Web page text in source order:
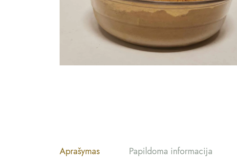
Aprašymas Papildoma informacija